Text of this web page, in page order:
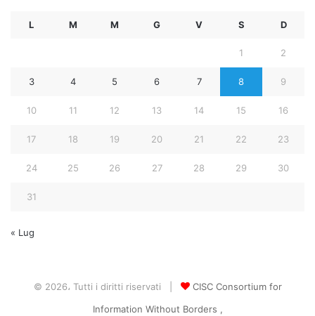
L M M G V S D
1 2
3 4 5 6 7 8 9
10 11 12 13 14 15 16
17 18 19 20 21 22 23
24 25 26 27 28 29 30
31
« Lug
© 2026، Tutti i diritti riservati |
CISC Consortium for
Information Without Borders ,